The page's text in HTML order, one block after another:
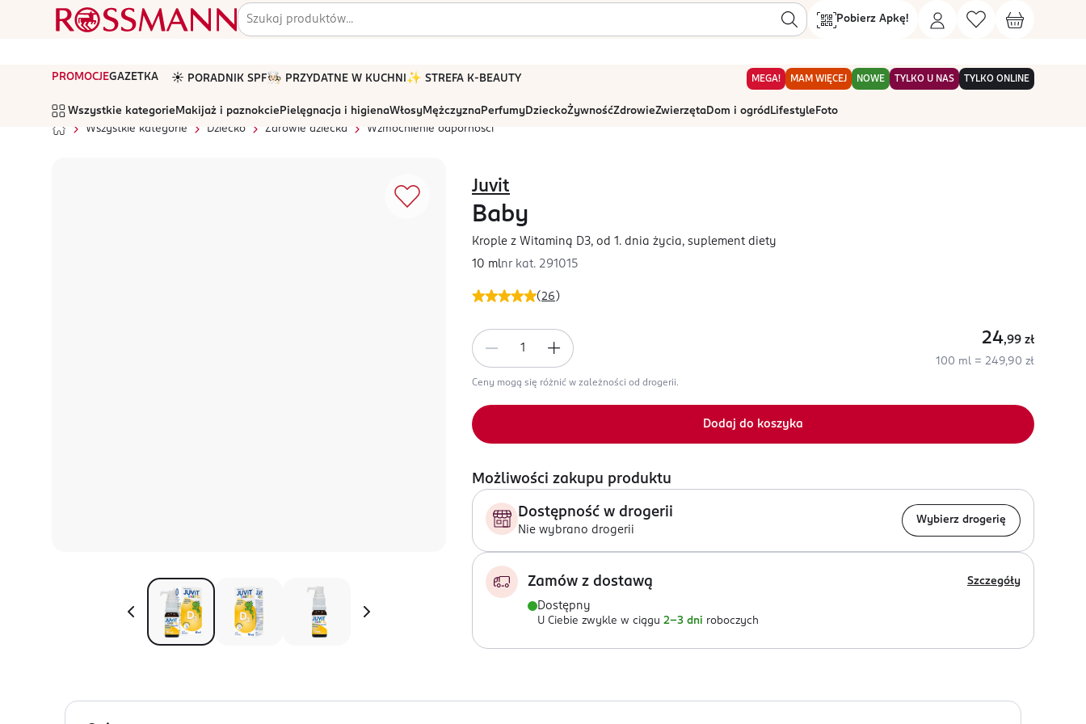
Pobierz Apkę!
PROMOCJEGAZETKA ☀️ PORADNIK SPF🧑🏻‍🍳 PRZYDATNE W KUCHNI ✨ STREFA K-BEAUTY MEGA! MAM WIĘCEJ NOWE TYLKO U NAS TYLKO ONLINE
Wszystkie kategorie Makijaż i paznokcie Pielęgnacja i higienaWłosyMężczyznaPerfumyDzieckoŻywnośćZdrowieZwierzętaDom i ogród Lifestyle Foto
Wszystkie kategorie
Dziecko Zdrowie dziecka Wzmocnienie odporności
(26 )
Juvit
Baby
Krople z Witaminą D3, od 1. dnia życia, suplement diety
10 mlnr kat. 291015
24,99 zł
100 ml = 249,90 zł
Ceny mogą się różnić w zależności od drogerii.
Dodaj do koszyka
Możliwości zakupu produktu
Dostępność w drogerii
Nie wybrano drogerii
Wybierz drogerię
Zamów z dostawą Szczegóły
Dostępny
U Ciebie zwykle w ciągu 2-3 dni roboczych